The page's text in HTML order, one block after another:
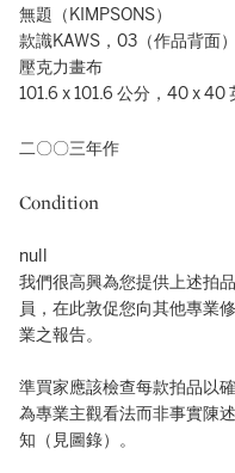
無題（KIMPSONS）
款識KAWS，03（作品背面）
壓克力畫布
101.6 x 101.6 公分，40 x 40
二〇〇三年作
Condition
null
我們很高興為您提供上述拍
員，在此敦促您向其他專業
業之報告。
準買家應該檢查每款拍品以
為專業主觀看法而非事實陳
知（見圖錄）。